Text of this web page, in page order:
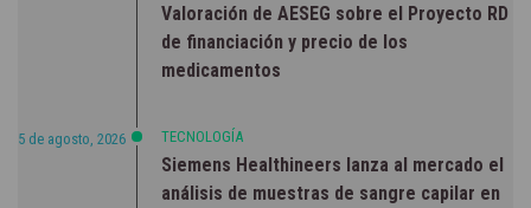
Valoración de AESEG sobre el Proyecto RD
de financiación y precio de los
medicamentos
5 de agosto, 2026 TECNOLOGÍA
Siemens Healthineers lanza al mercado el
análisis de muestras de sangre capilar en